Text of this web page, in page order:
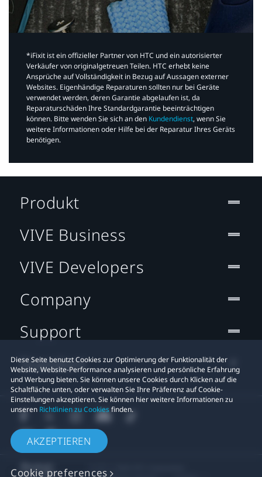
*iFixit ist ein offizieller Partner von HTC und ein autorisierter
Verkäufer von originalgetreuen Teilen. HTC erhebt keine
Ansprüche auf Vollständigkeit in Bezug auf Aussagen externer
Websites. Eigenhändige Reparaturen sollten nur bei Geräte
verwendet werden, deren Garantie abgelaufen ist, da
Reparaturschäden Ihre Standardgarantie beeinträchtigen
können. Bitte wenden Sie sich an den Kundendienst, wenn Sie
weitere Informationen oder Hilfe bei der Reparatur Ihres Geräts
benötigen.​
Diese Seite benutzt Cookies zur Optimierung der Funktionalität der
Website, Website-Performance analysieren und persönliche Erfahrung
und Werbung bieten. Sie können unsere Cookies durch Klicken auf die
Schaltfläche unten, oder verwalten Sie Ihre Präferenz auf Cookie-
Einstellungen akzeptieren. Sie können hier weitere Informationen zu
unseren Richtlinien zu Cookiesfinden.
AKZEPTIEREN
Cookie preferences
Produkt
VIVE Business
VIVE Developers
Company
Support
Standort